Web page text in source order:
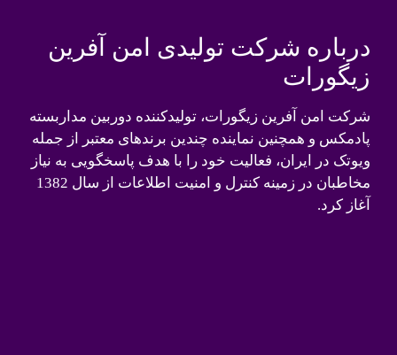
درباره شرکت تولیدی امن آفرین
زیگورات
شرکت امن آفرین زیگورات، تولیدکننده دوربین مداربسته
پادمکس و همچنین نماینده چندین برندهای معتبر از جمله
ویوتک در ایران، فعالیت خود را با هدف پاسخگویی به نیاز
مخاطبان در زمینه کنترل و امنیت اطلاعات از سال 1382
آغاز کرد.